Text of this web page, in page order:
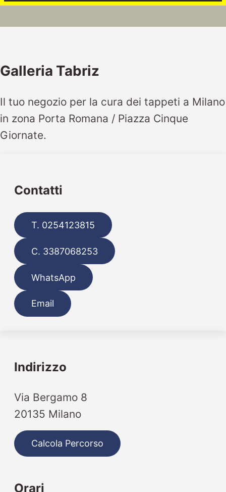
Galleria Tabriz
Il tuo negozio per la cura dei tappeti a Milano
in zona Porta Romana / Piazza Cinque
Giornate.
Contatti
T. 0254123815
C. 3387068253
WhatsApp
Email
Indirizzo
Via Bergamo 8
20135 Milano
Calcola Percorso
Orari